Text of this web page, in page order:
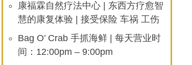
康福霖自然疗法中心 | 东西方疗愈智
慧的康复体验 | 接受保险 车祸 工伤
Bag O’ Crab 手抓海鲜 | 每天营业时
间：12:00pm – 9:00pm